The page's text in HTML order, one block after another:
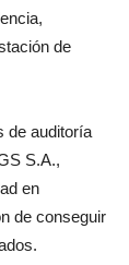
de
de auditoría
S.A.,
en
de conseguir